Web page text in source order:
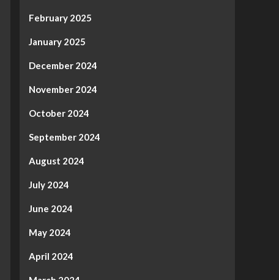
February 2025
January 2025
December 2024
November 2024
October 2024
September 2024
August 2024
July 2024
June 2024
May 2024
April 2024